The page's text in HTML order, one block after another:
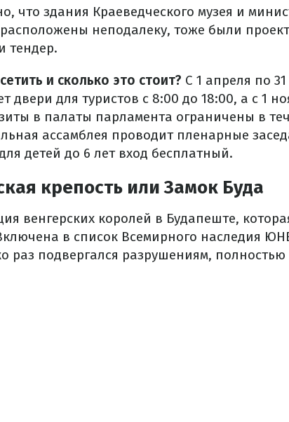
что здания Краеведческого музея и
неподалеку, тоже были
тендер.
и сколько это стоит? С 1 апреля по
двери для туристов с 8:00 до 18:00, а с 1
в палаты парламента ограничены в
ассамблея проводит пленарные
детей до 6 лет вход бесплатный.
крепость или Замок Буда
венгерских королей в Будапеште,
в список Всемирного наследия
раз подвергался разрушениям, полностью